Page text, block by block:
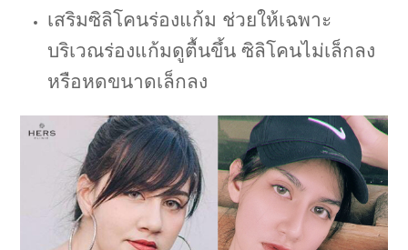
เสริมซิลิโคนร่องแก้ม ช่วยให้เฉพาะ
บริเวณร่องแก้มดูตื้นขึ้น ซิลิโคนไม่เล็กลง
หรือหดขนาดเล็กลง